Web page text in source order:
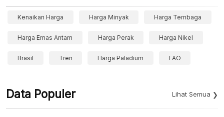
Kenaikan Harga Harga Minyak Harga Tembaga
Harga Emas Antam Harga Perak Harga Nikel
Brasil Tren Harga Paladium FAO
Data Populer Lihat Semua